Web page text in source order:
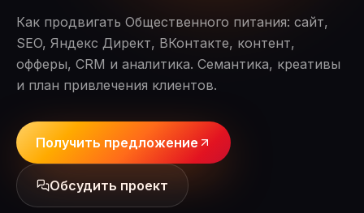
Как продвигать Общественного питания: сайт,
SEO, Яндекс Директ, ВКонтакте, контент,
офферы, CRM и аналитика. Семантика, креативы
и план привлечения клиентов.
Получить предложение
Обсудить проект